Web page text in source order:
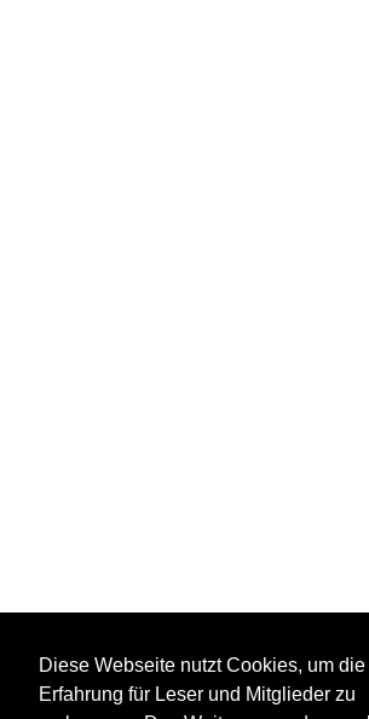
Diese Webseite nutzt Cookies, um die
Erfahrung für Leser und Mitglieder zu